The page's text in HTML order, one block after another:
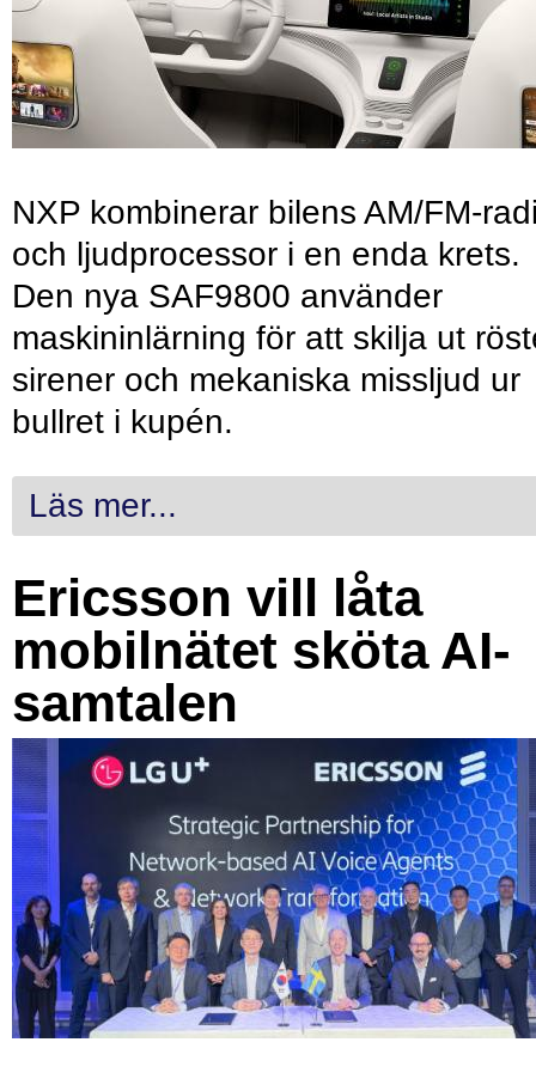
NXP kombinerar bilens AM/FM-
och ljudprocessor i en enda krets.
Den nya SAF9800 använder
maskininlärning för att skilja ut
sirener och mekaniska missljud ur
bullret i kupén.
Läs mer...
Ericsson vill låta
mobilnätet sköta AI-
samtalen